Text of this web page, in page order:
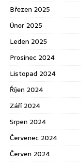
Březen 2025
Únor 2025
Leden 2025
Prosinec 2024
Listopad 2024
Říjen 2024
Září 2024
Srpen 2024
Červenec 2024
Červen 2024